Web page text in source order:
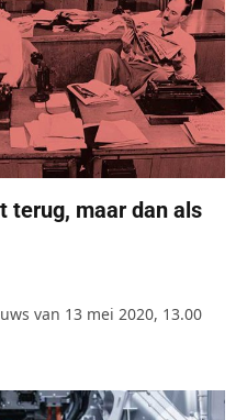
terug, maar dan als
van 13 mei 2020, 13.00